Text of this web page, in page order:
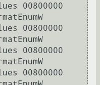
00800000
00800000
00800000
00800000